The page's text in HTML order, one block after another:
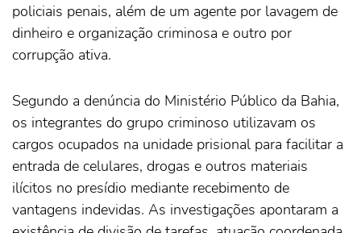
policiais penais, além de um agente por lavagem de
dinheiro e organização criminosa e outro por
corrupção ativa.
Segundo a denúncia do Ministério Público da Bahia,
os integrantes do grupo criminoso utilizavam os
cargos ocupados na unidade prisional para facilitar a
entrada de celulares, drogas e outros materiais
ilícitos no presídio mediante recebimento de
vantagens indevidas. As investigações apontaram a